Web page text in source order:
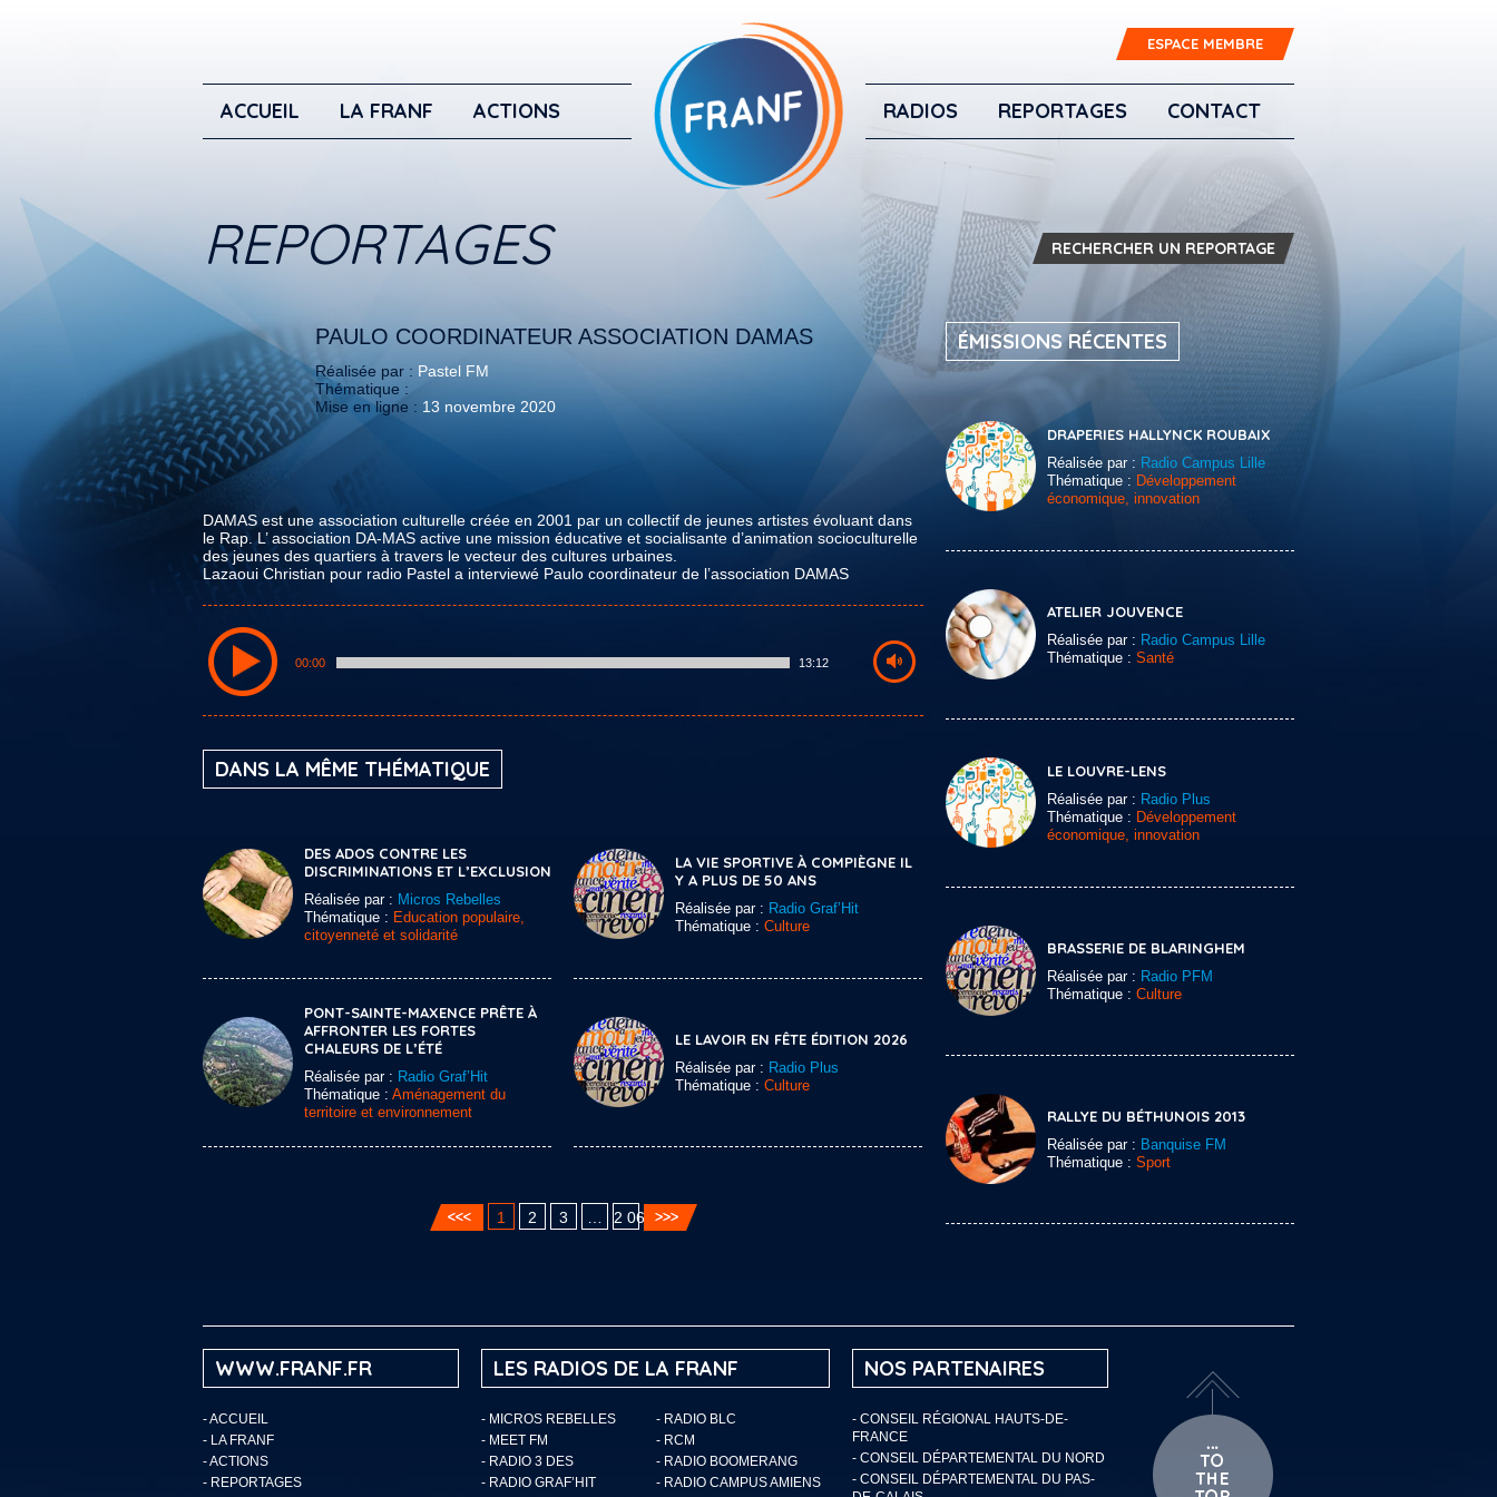
ESPACE MEMBRE
ACCUEIL LA FRANF ACTIONS RADIOS REPORTAGES CONTACT
REPORTAGES RECHERCHER UN REPORTAGE
PAULO COORDINATEUR ASSOCIATION DAMAS
Réalisée par : Pastel FM
Thématique :
Mise en ligne : 13 novembre 2020
DAMAS est une association culturelle créée en 2001 par un collectif de jeunes artistes évoluant dans
le Rap. L’ association DA-MAS active une mission éducative et socialisante d’animation socioculturelle
des jeunes des quartiers à travers le vecteur des cultures urbaines.
Lazaoui Christian pour radio Pastel a interviewé Paulo coordinateur de l’association DAMAS
00:00 13:12
DANS LA MÊME THÉMATIQUE
DES ADOS CONTRE LES
DISCRIMINATIONS ET L’EXCLUSION
Réalisée par : Micros Rebelles
Thématique : Education populaire,
citoyenneté et solidarité
LA VIE SPORTIVE À COMPIÈGNE IL
Y A PLUS DE 50 ANS
Réalisée par : Radio Graf’Hit
Thématique : Culture
PONT-SAINTE-MAXENCE PRÊTE À
AFFRONTER LES FORTES
CHALEURS DE L’ÉTÉ
Réalisée par : Radio Graf’Hit
Thématique : Aménagement du
territoire et environnement
LE LAVOIR EN FÊTE ÉDITION 2026
Réalisée par : Radio Plus
Thématique : Culture
1 2 3 2 060
ÉMISSIONS RÉCENTES
DRAPERIES HALLYNCK ROUBAIX
Réalisée par : Radio Campus Lille
Thématique : Développement
économique, innovation
ATELIER JOUVENCE
Réalisée par : Radio Campus Lille
Thématique : Santé
LE LOUVRE-LENS
Réalisée par : Radio Plus
Thématique : Développement
économique, innovation
BRASSERIE DE BLARINGHEM
Réalisée par : Radio PFM
Thématique : Culture
RALLYE DU BÉTHUNOIS 2013
Réalisée par : Banquise FM
Thématique : Sport
WWW.FRANF.FR
-ACCUEIL
- LA FRANF
-ACTIONS
- REPORTAGES
LES RADIOS DE LA FRANF
- MICROS REBELLES
- RADIO BLC
- MEET FM
- RCM
- RADIO 3 DES
- RADIO BOOMERANG
- RADIO GRAF’HIT
- RADIO CAMPUS AMIENS
NOS PARTENAIRES
- CONSEIL RÉGIONAL HAUTS-DE-
FRANCE
- CONSEIL DÉPARTEMENTAL DU NORD
- CONSEIL DÉPARTEMENTAL DU PAS-